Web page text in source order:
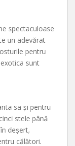
spectaculoase
un adevărat
pentru
sunt
sa și pentru
stele până
deșert,
călători.